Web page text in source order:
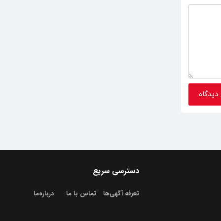
دسترسی سریع
تعرفه آگهی‌ها تماس با ما درباره‌‌ما